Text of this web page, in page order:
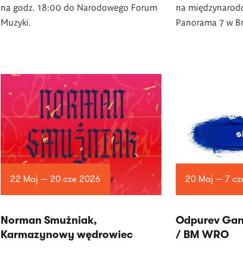
na godz. 18:00 do Narodowego Forum
Muzyki.
na
Panorama 7 w
22 Maj — 20 cze 2026
Norman Smużniak,
Karmazynowy wędrowiec
20 Maj — 7
Odpurev
/ BM WRO